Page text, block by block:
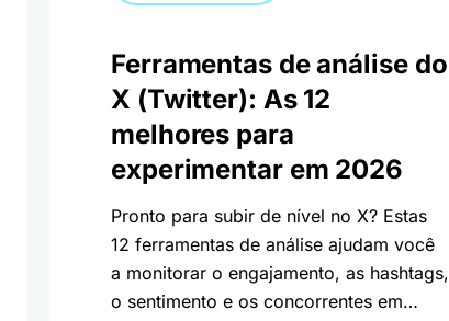
Ferramentas de análise do
X (Twitter): As 12
melhores para
experimentar em 2026
Pronto para subir de nível no X? Estas
12 ferramentas de análise ajudam você
a monitorar o engajamento, as hashtags,
o sentimento e os concorrentes em